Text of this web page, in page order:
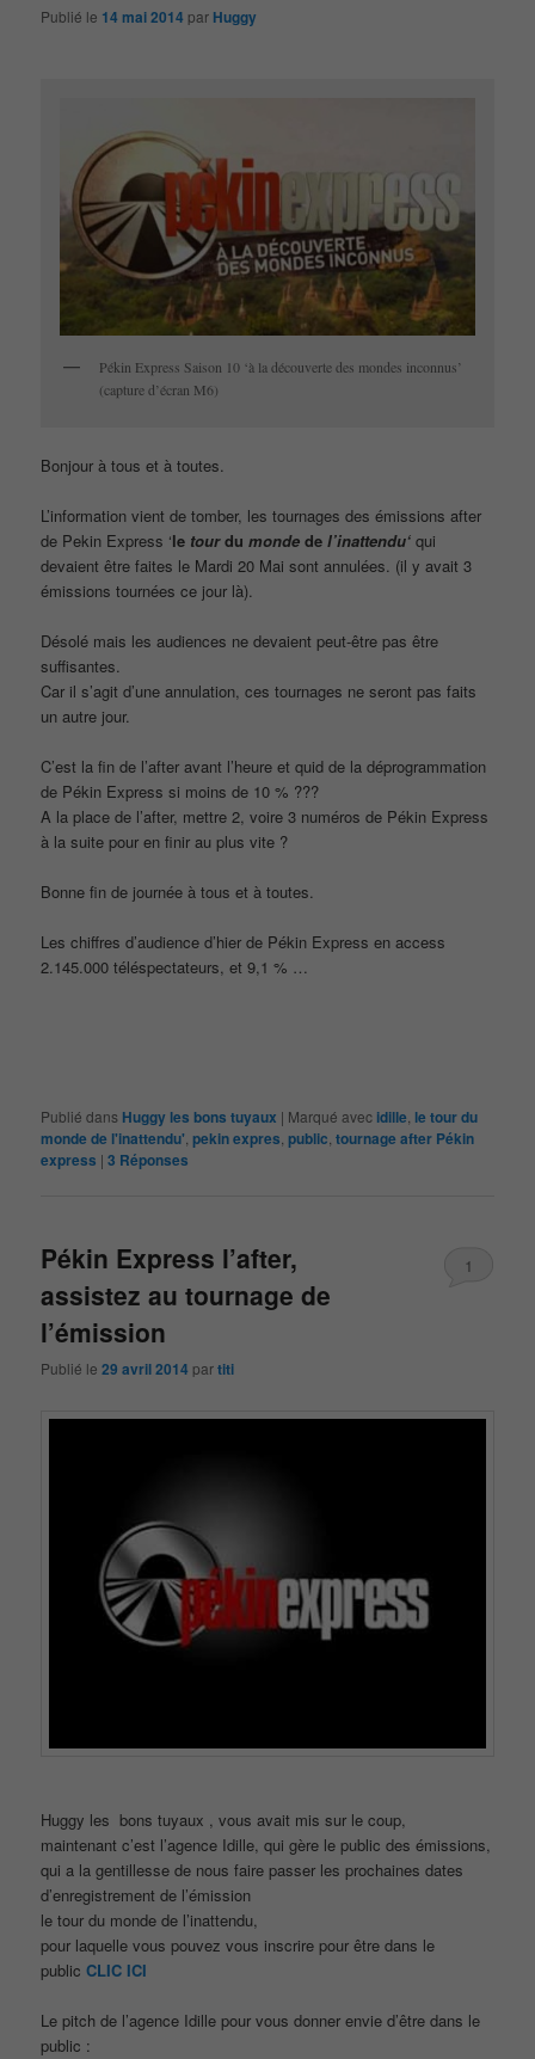
Publié le 14 mai 2014 par Huggy
Pékin Express Saison 10 ‘à la découverte des mondes inconnus’
(capture d’écran M6)
Bonjour à tous et à toutes.
L’information vient de tomber, les tournages des émissions after
de Pekin Express ‘le tourdumonde del’inattendu‘qui
devaient être faites le Mardi 20 Mai sont annulées. (il y avait 3
émissions tournées ce jour là).
Désolé mais les audiences ne devaient peut-être pas être
suffisantes.
Car il s’agit d’une annulation, ces tournages ne seront pas faits
un autre jour.
C’est la fin de l’after avant l’heure et quid de la déprogrammation
de Pékin Express si moins de 10 % ???
A la place de l’after, mettre 2, voire 3 numéros de Pékin Express
à la suite pour en finir au plus vite ?
Bonne fin de journée à tous et à toutes.
Les chiffres d’audience d’hier de Pékin Express en access
2.145.000 téléspectateurs, et 9,1 % …
Publié dans Huggy les bons tuyaux | Marqué avec idille le tour du
monde de l'inattendu' ,pekin expres ,public ,tournage after Pékin
express |3 Réponses
Pékin Express l’after,
assistez au tournage de
l’émission
Publié le29 avril 2014 partiti
1
Huggy les bons tuyaux , vous avait mis sur le coup,
maintenant c’est l’agence Idille, qui gère le public des émissions,
qui a la gentillesse de nous faire passer les prochaines dates
d’enregistrement de l’émission
le tour du monde de l’inattendu,
pour laquelle vous pouvez vous inscrire pour être dans le
publicCLIC ICI
Le pitch de l’agence Idille pour vous donner envie d’être dans le
public :